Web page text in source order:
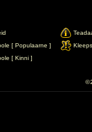
[ Populaarne ]
Kleeps
[ Kinni ]
©